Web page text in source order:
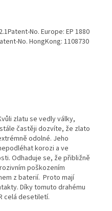
No. Europe: EP 1880
No. HongKong: 1108730
zlatu se vedly války,
častěji dozvíte, že zlato
odolné. Jeho
korozi a ve
Odhaduje se, že přibližně
poškozením
z baterií. Proto mají
Díky tomuto drahému
celá desetiletí.